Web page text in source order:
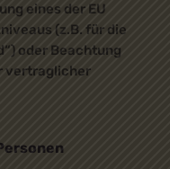
eines der EU
(z.B. für die
oder Beachtung
vertraglicher